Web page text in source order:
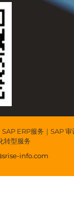
ERP服务｜SAP 审
转型服务
info.com